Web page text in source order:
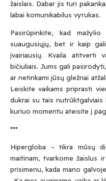
žaislais. Dabar jis turi
labai komunikabilus vyrukas.
Pasirūpinkite, kad
suaugusiųjų, bet ir kaip
įvairiausių. Kvaila atitverti
bičiuliais. Jums gali
ar netinkami jūsų gležnai
Leiskite vaikams priprasti
dukrai su tais
kuriuo momentu ateisite į
***
Hipergloba – tikra mūsų
maitinam, tvarkome žaislus
prisimenu, kada mano